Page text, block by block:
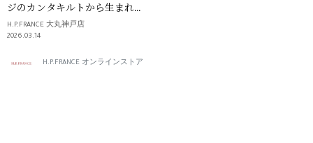
ジのカンタキルトから生まれる
唯一無二のものづくり
H.P.FRANCE 大丸神戸店
2026.03.14
H.P.FRANCE オンラインストア